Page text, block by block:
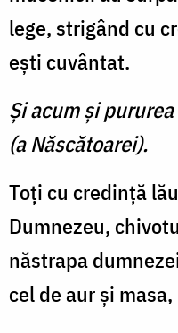
lege, strigând cu
eşti cuvântat.
Şi acum şi
(a Născătoarei).
Toţi cu credinţă
Dumnezeu,
năstrapa
cel de aur şi